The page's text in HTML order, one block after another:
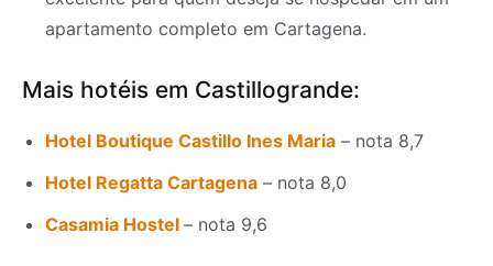
apartamento completo em Cartagena.
Mais hotéis em Castillogrande:
Hotel Boutique Castillo Ines Maria – nota 8,7
Hotel Regatta Cartagena – nota 8,0
Casamia Hostel – nota 9,6